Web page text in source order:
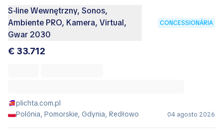
S-line Wewnętrzny, Sonos,
Ambiente PRO, Kamera, Virtual,
Gwar 2030
CONCESSIONÁRIA
€ 33.712
plichta.com.pl
Polónia, Pomorskie, Gdynia, Redłowo
04 agosto 2026